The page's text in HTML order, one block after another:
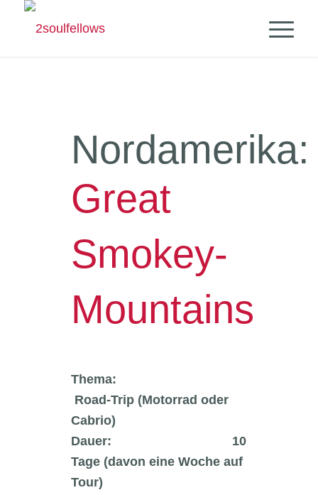
Nordamerika:
Great
Smokey-
Mountains
Thema:
Road-Trip (Motorrad oder
Cabrio)
Dauer: 10
Tage (davon eine Woche auf
Tour)